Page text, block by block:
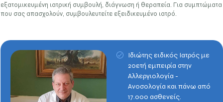
εξατομικευμένη ιατρική συμβουλή, διάγνωση ή θεραπεία. Για συμπτώματα
που σας απασχολούν, συμβουλευτείτε εξειδικευμένο ιατρό.
Ιδιώτης ειδικός Ιατρός με
20ετή εμπειρία στην
Αλλεργιολογία -
Ανοσολογία και πάνω από
17.000 ασθενείς.